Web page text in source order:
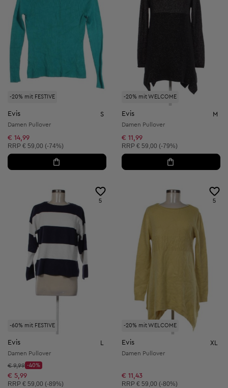
-20% mit FESTIVE
Evis S
Damen Pullover
€ 14,99
Unverbindliche Preisempfehlung:
RRP € 59,00 (-74%)
-20% mit WELCOME
Evis M
Damen Pullover
€ 11,99
Unverbindliche Preisempfehlung:
RRP € 59,00 (-79%)
-60% mit FESTIVE
5
Evis L
Damen Pullover
Startpreis:
€ 9,99
Discount Price:
-40%
Reduzierter Preis:
€ 5,99
Unverbindliche Preisempfehlung:
RRP € 59,00 (-89%)
-20% mit WELCOME
5
Evis XL
Damen Pullover
€ 11,43
Unverbindliche Preisempfehlung:
RRP € 59,00 (-80%)